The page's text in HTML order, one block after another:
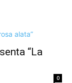
“La
0